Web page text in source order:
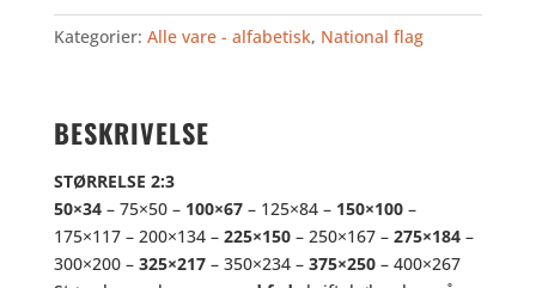
Kategorier: Alle vare - alfabetisk, National flag
BESKRIVELSE
STØRRELSE 2:3
50×34– 75×50 – 100×67– 125×84 – 150×100–
175×117 – 200×134 – 225×150– 250×167 – 275×184–
300×200 – 325×217– 350×234 – 375×250– 400×267